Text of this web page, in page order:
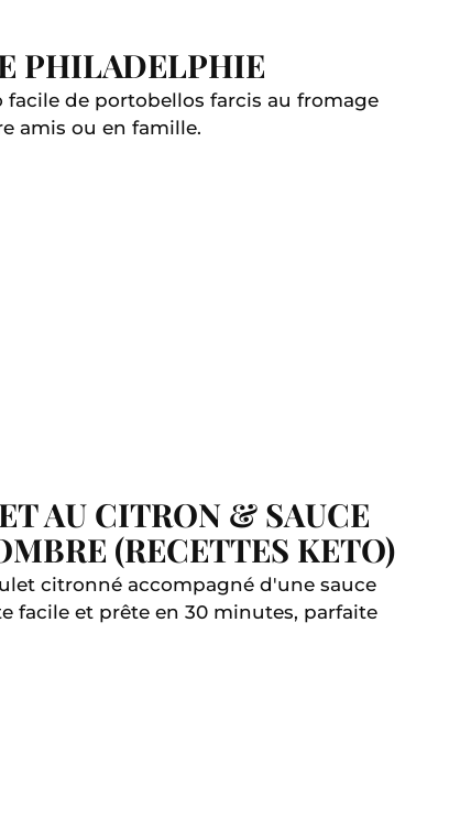
PHILADELPHIE
facile de portobellos farcis au fromage
amis ou en famille.
AU CITRON & SAUCE
(RECETTES KETO)
citronné accompagné d'une sauce
facile et prête en 30 minutes, parfaite